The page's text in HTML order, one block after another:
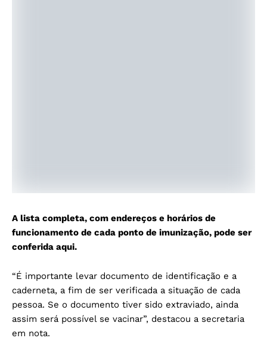
A lista completa, com endereços e horários de
funcionamento de cada ponto de imunização, pode ser
conferida aqui.
“É importante levar documento de identificação e a
caderneta, a fim de ser verificada a situação de cada
pessoa. Se o documento tiver sido extraviado, ainda
assim será possível se vacinar”, destacou a secretaria
em nota.